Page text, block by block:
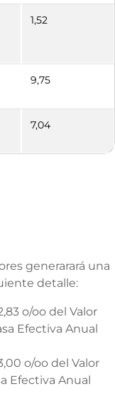
1,52
9,75
7,04
generarará una
detalle:
o/oo del Valor
Efectiva Anual
o/oo del Valor
Efectiva Anual